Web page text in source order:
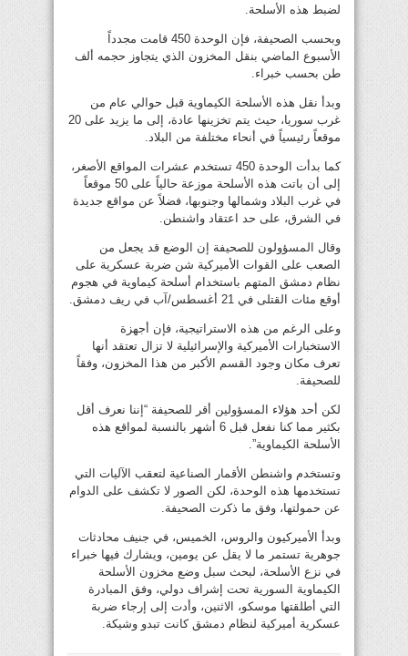
لضبط هذه الأسلحة.
وبحسب الصحيفة، فإن الوحدة 450 قامت مجدداً
الأسبوع الماضي بنقل المخزون الذي يتجاوز حجمه ألف
طن بحسب خبراء.
وبدأ نقل هذه الأسلحة الكيماوية قبل حوالي عام من
غرب سوريا، حيث يتم تخزينها عادة، إلى ما يزيد على 20
موقعاً رئيسياً في أنحاء مختلفة من البلاد.
كما بدأت الوحدة 450 تستخدم عشرات المواقع الأصغر،
إلى أن باتت هذه الأسلحة موزعة حالياً على 50 موقعاً
في غرب البلاد وشمالها وجنوبها، فضلاً عن مواقع جديدة
في الشرق، على حد اعتقاد واشنطن.
وقال المسؤولون للصحيفة إن الوضع قد يجعل من
الصعب على القوات الأميركية شن ضربة عسكرية على
نظام دمشق المتهم باستخدام أسلحة كيماوية في هجوم
أوقع مئات القتلى في 21 أغسطس/آب في ريف دمشق.
وعلى الرغم من هذه الاستراتيجية، فإن أجهزة
الاستخبارات الأميركية والإسرائيلية لا تزال تعتقد أنها
تعرف مكان وجود القسم الأكبر من هذا المخزون، وفقاً
للصحيفة.
لكن أحد هؤلاء المسؤولين أقر للصحيفة “إننا نعرف أقل
بكثير مما كنا نفعل قبل 6 أشهر بالنسبة لمواقع هذه
الأسلحة الكيماوية”.
وتستخدم واشنطن الأقمار الصناعية لتعقب الآليات التي
تستخدمها هذه الوحدة، لكن الصور لا تكشف على الدوام
عن حمولتها، وفق ما ذكرت الصحيفة.
وبدأ الأميركيون والروس، الخميس، في جنيف محادثات
جوهرية تستمر ما لا يقل عن يومين، ويشارك فيها خبراء
في نزع الأسلحة، لبحث سبل وضع مخزون الأسلحة
الكيماوية السورية تحت إشراف دولي، وفق المبادرة
التي أطلقتها موسكو، الاثنين، وأدت إلى إرجاء ضربة
عسكرية أميركية لنظام دمشق كانت تبدو وشيكة.